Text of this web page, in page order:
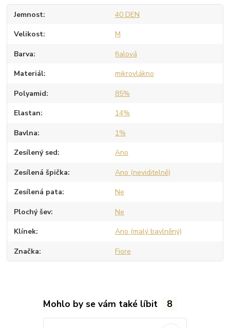
Jemnost 40 DEN
Velikost M
Barva fialová
Materiál mikrovlákno
Polyamid 85%
Elastan 14%
Bavlna 1%
Zesílený sed Ano
Zesílená špička Ano (neviditelně)
Zesílená pata Ne
Plochý šev Ne
Klínek Ano (malý bavlněný)
Značka Fiore
Mohlo by se vám také líbit 8